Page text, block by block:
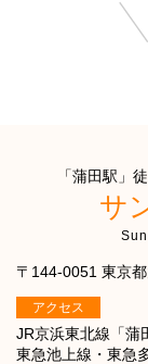
「蒲田駅」
サ
〒144-0051 東京
アクセス
JR京浜東北線「蒲
東急池上線・東急